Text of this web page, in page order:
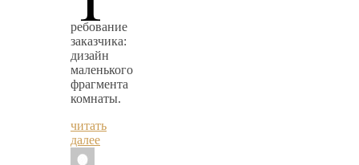
ребование
заказчика:
дизайн
маленького
фрагмента
комнаты.
читать
далее